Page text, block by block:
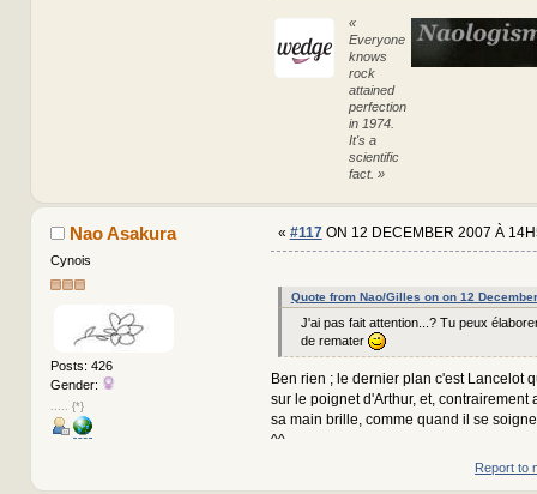
«
Everyone
knows
rock
attained
perfection
in 1974.
It's a
scientific
fact. »
Nao Asakura
Cynois
Posts: 426
Gender:
..... {*}
« #117ON 12 DECEMBER 2007 À
Quote from Nao/Gilles on on 12
J'ai pas fait attention...? Tu peux
de remater
Ben rien ; le dernier plan c'est Lancelot
sur le poignet d'Arthur, et, contrairement
sa main brille, comme quand il se
^^
Report to